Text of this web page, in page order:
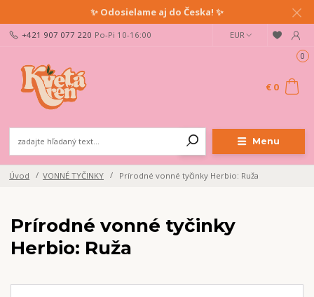
✨ Odosielame aj do Česka! ✨
Menu
EUR
+421 907 077 220 Po-Pi 10-16:00
0
€ 0
Úvod VONNÉ TYČINKY Prírodné vonné tyčinky Herbio: Ruža
Prírodné vonné tyčinky
Herbio: Ruža
Ahoj milovník rastlín!
Prihlás sa na newsletter a získaj zľavu na nákup!
Prajem si odoberať novinky e-mailom podľa podmienok spracovania
Zatvoriť